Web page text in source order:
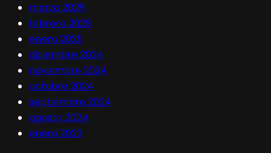
marzo 2025
febrero 2025
enero 2025
diciembre 2024
noviembre 2024
octubre 2024
septiembre 2024
agosto 2024
enero 2023